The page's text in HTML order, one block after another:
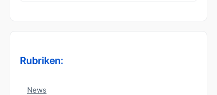
nach:
Rubriken:
News